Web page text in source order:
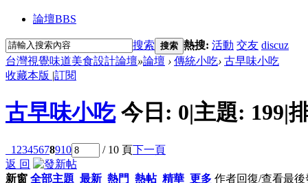
論壇BBS
搜索 搜索 熱搜: 活動 交友 discuz
台灣視覺味道美食設計論壇»論壇 › 傳統小吃› 古早味小吃
收藏本版 |訂閱
古早味小吃 今日: 0|主題: 199|
1 2345678910 / 10 頁下一頁
返 回
新窗 全部主題 最新 熱門 熱帖 精華 更多 作者回復/查看最後